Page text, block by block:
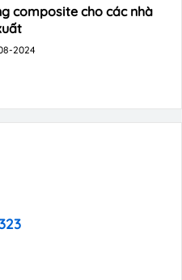
composite cho các nhà
2024